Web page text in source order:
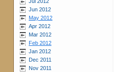
Jun 2012
May 2012
Apr 2012
Mar 2012
Feb 2012
Jan 2012
Dec 2011
Nov 2011